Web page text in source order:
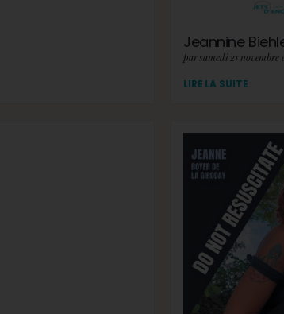
Jeannine
par samedi 21 novembre
LIRE LA SUITE